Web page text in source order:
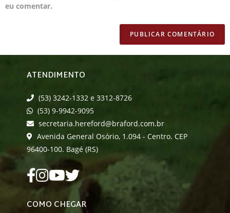
eu comentar.
ATENDIMENTO
(53) 3242-1332 e 3312-8726
(53) 9-9942-9095
secretaria.hereford@braford.com.br
Avenida General Osório, 1.094 - Centro. CEP
96400-100. Bagé (RS)
COMO CHEGAR